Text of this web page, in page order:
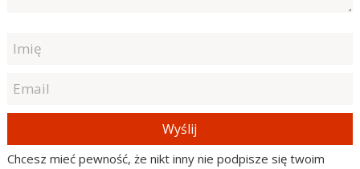
Wyślij
Chcesz mieć pewność, że nikt inny nie podpisze się twoim